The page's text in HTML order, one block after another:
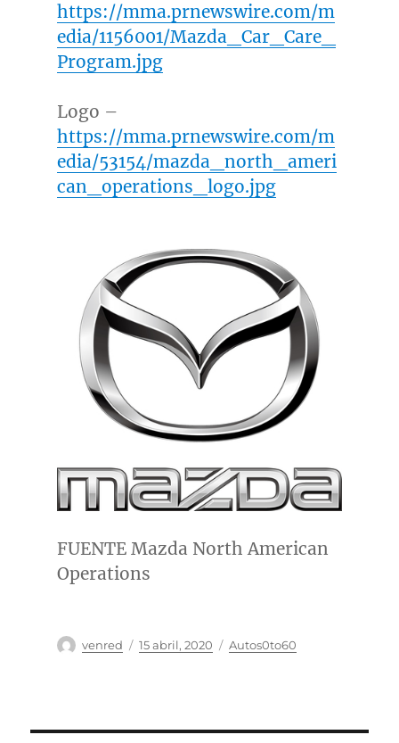
https://mma.prnewswire.com/m
edia/1156001/Mazda_Car_Care_
Program.jpg
Logo –
https://mma.prnewswire.com/m
edia/53154/mazda_north_ameri
can_operations_logo.jpg
FUENTE Mazda North American
Operations
Autor
venred
Publicado
15 abril, 2020 Categorías
Autos0to60